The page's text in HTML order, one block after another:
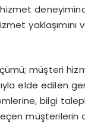
müşteri
elde edilen
bilgi
müşterilerin